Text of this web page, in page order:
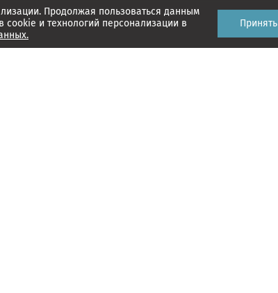
Продолжая пользоваться данным
cookie и технологий персонализации в
Принять